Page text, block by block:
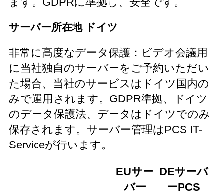
サーバー所在地 ドイツ
非常に高度なデータ保護：ビデオ会議用
に当社独自のサーバーをご予約いただい
た場合、当社のサービスはドイツ国内の
みで運用されます。GDPR準拠、ドイツ
のデータ保護法、データはドイツでのみ
保存されます。サーバー管理はPCS IT-
Serviceが行います。
EUサー
バー
DEサーバ
ーPCS